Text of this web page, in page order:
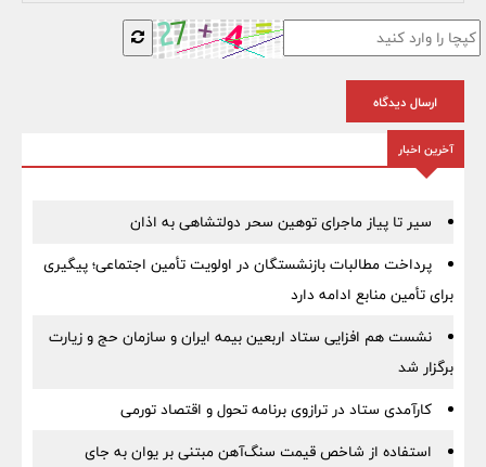
ارسال دیدگاه
آخرین اخبار
سیر تا پیاز ماجرای توهین سحر دولتشاهی به اذان
پرداخت مطالبات بازنشستگان در اولویت تأمین اجتماعی؛ پیگیری
برای تأمین منابع ادامه دارد
نشست هم افزایی ستاد اربعین بیمه ایران و سازمان حج و زیارت
برگزار شد
کارآمدی ستاد در ترازوی برنامه تحول و اقتصاد تورمی
استفاده از شاخص قیمت سنگ‌آهن مبتنی بر یوان به جای